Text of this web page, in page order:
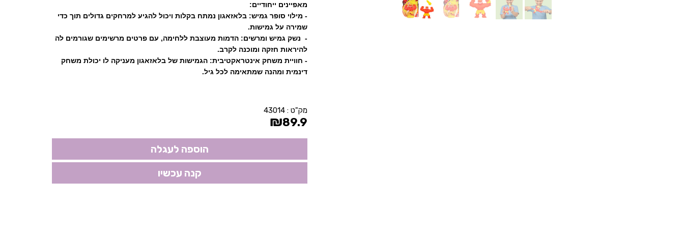
מאפיינים ייחודיים:
- מילוי סופר גמיש: בלאזאגון נמתח בקלות ויכול להגיע למרחקים גדולים תוך כדי
שמירה על גמישות.
- נשק גמיש ומרשים: הדמות מעוצבת ללחימה, עם פרטים מרשימים שגורמים לה
להיראות חזקה ומוכנה לקרב.
- חוויית משחק אינטראקטיבית: הגמישות של בלאזאגון מעניקה לו יכולת משחק
דינמית ומהנה שמתאימה לכל גיל.
מק"ט :43014
₪89.9